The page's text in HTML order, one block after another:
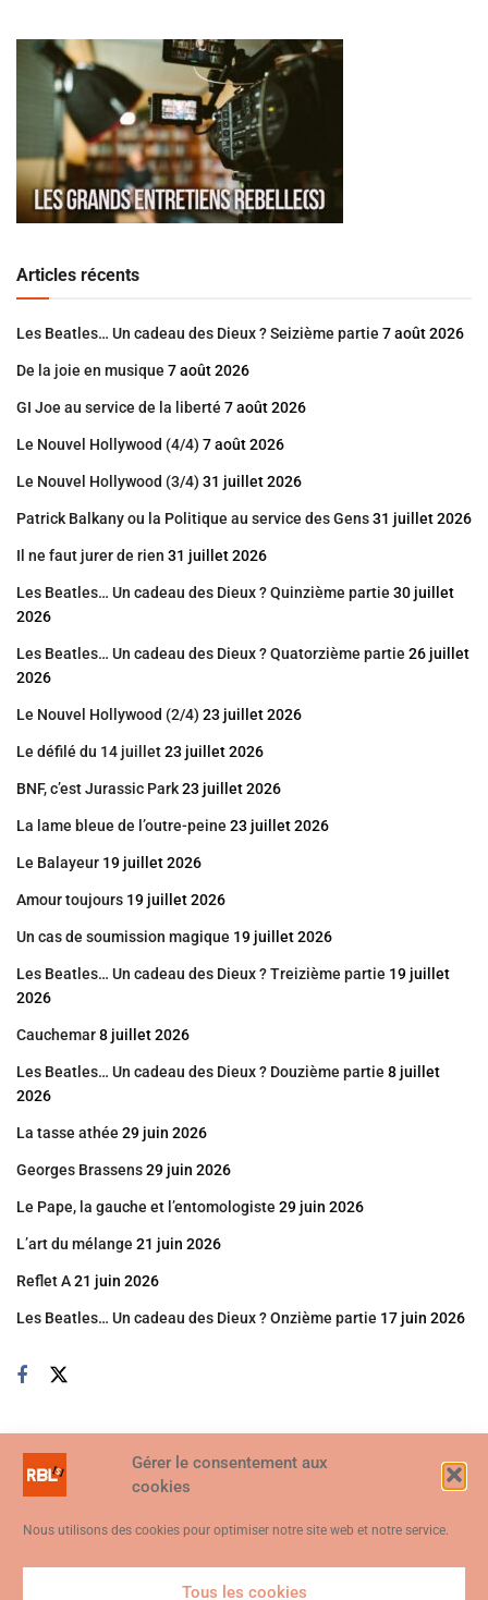
Gérer le consentement aux
cookies
Nous utilisons des cookies pour optimiser notre site web et notre service.
Tous les cookies
Articles récents
Les Beatles… Un cadeau des Dieux ? Seizième partie 7 août 2026
De la joie en musique 7 août 2026
GI Joe au service de la liberté 7 août 2026
Le Nouvel Hollywood (4/4) 7 août 2026
Le Nouvel Hollywood (3/4) 31 juillet 2026
Patrick Balkany ou la Politique au service des Gens31 juillet 2026
Il ne faut jurer de rien 31 juillet 2026
Les Beatles… Un cadeau des Dieux ? Quinzième partie 30 juillet
2026
Les Beatles… Un cadeau des Dieux ? Quatorzième partie 26 juillet
2026
Le Nouvel Hollywood (2/4) 23 juillet 2026
Le défilé du 14 juillet23 juillet 2026
BNF, c’est Jurassic Park23 juillet 2026
La lame bleue de l’outre-peine 23 juillet 2026
Le Balayeur 19 juillet 2026
Amour toujours 19 juillet 2026
Un cas de soumission magique 19 juillet 2026
Les Beatles… Un cadeau des Dieux ? Treizième partie 19 juillet
2026
Cauchemar8 juillet 2026
Les Beatles… Un cadeau des Dieux ? Douzième partie 8 juillet
2026
La tasse athée 29 juin 2026
Georges Brassens29 juin 2026
Le Pape, la gauche et l’entomologiste 29 juin 2026
L’art du mélange 21 juin 2026
Reflet A21 juin 2026
Les Beatles… Un cadeau des Dieux ? Onzième partie 17 juin 2026